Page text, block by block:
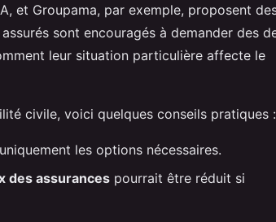
et Groupama, par exemple, proposent
sont encouragés à demander des
leur situation particulière affecte le
civile, voici quelques conseils pratiques :
les options nécessaires.
des assurances pourrait être réduit si